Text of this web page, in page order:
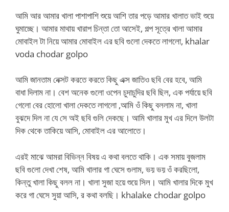
আমি আর আমার খালা পাশাপাশি শুয়ে আশি তার পড়ে আমার খালাত ভাই শুয়ে
ঘুমাচ্ছে। আমার মাথায় খারাপ চিন্তা তো আসেই, গল্প সূত্রে খালা আমার
মোবাইল টা নিয়ে আমার মোবাইল এর ছবি গুলো দেকতে লাগলো, khalar
voda chodar golpo
আমি জানতাম নেক্সট করতে করতে কিছু এক্স জাতিও ছবি বের হবে, আমি
বাধা দিলাম না। বেশ অনেক গুলো ওপেন চুদাচুদির ছবি ছিল, এক পর্যায়ে ছবি
গেলো বের হোলো খালা দেকতে লাগলো ,আমি ওঁ কিছু বললাম না, খালা
বুঝদে দিল না যে সে অই ছবি গুলি দেকছে। আমি খালার মুখ এর দিলে উলটা
দিক থেকে তাকিয়ে আসি, মোবাইল এর আলোতে।
এরই মাঝে আমরা বিভিন্ন বিষয় এ কথা বলতে থাকি। এক সমায় বুজলাম
ছবি গুলো দেখা শেষ, আমি খালার গা ঘেসে গুলাম, ভয় ভয় ওঁ করছিলো,
কিন্তু খালা কিছু বলল না। খালা সুজা হয়ে শুয়ে সিল। আমি খালার দিকে মুখ
করে গা ঘেসে সুয়া আসি, র কথা বলছি। khalake chodar golpo